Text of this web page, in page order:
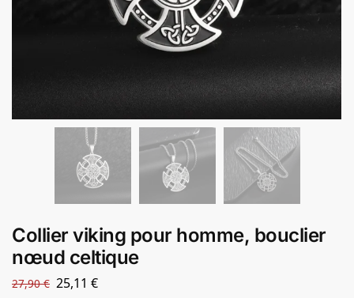
Collier viking pour homme, bouclier
nœud celtique
27,90€ 25,11 €